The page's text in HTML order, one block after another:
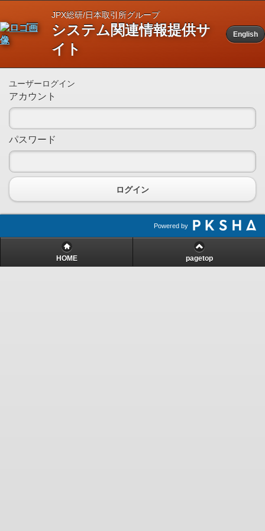
JPX総研/日本取引所グループ
システム関連情報提供サ
イト
English
ユーザーログイン
アカウント
パスワード
ログイン
Powered by
HOME pagetop